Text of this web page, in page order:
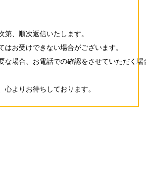
第、順次返信いたします。
お受けできない場合がございます。
な場合、お電話での確認をさせていただく場
心よりお待ちしております。